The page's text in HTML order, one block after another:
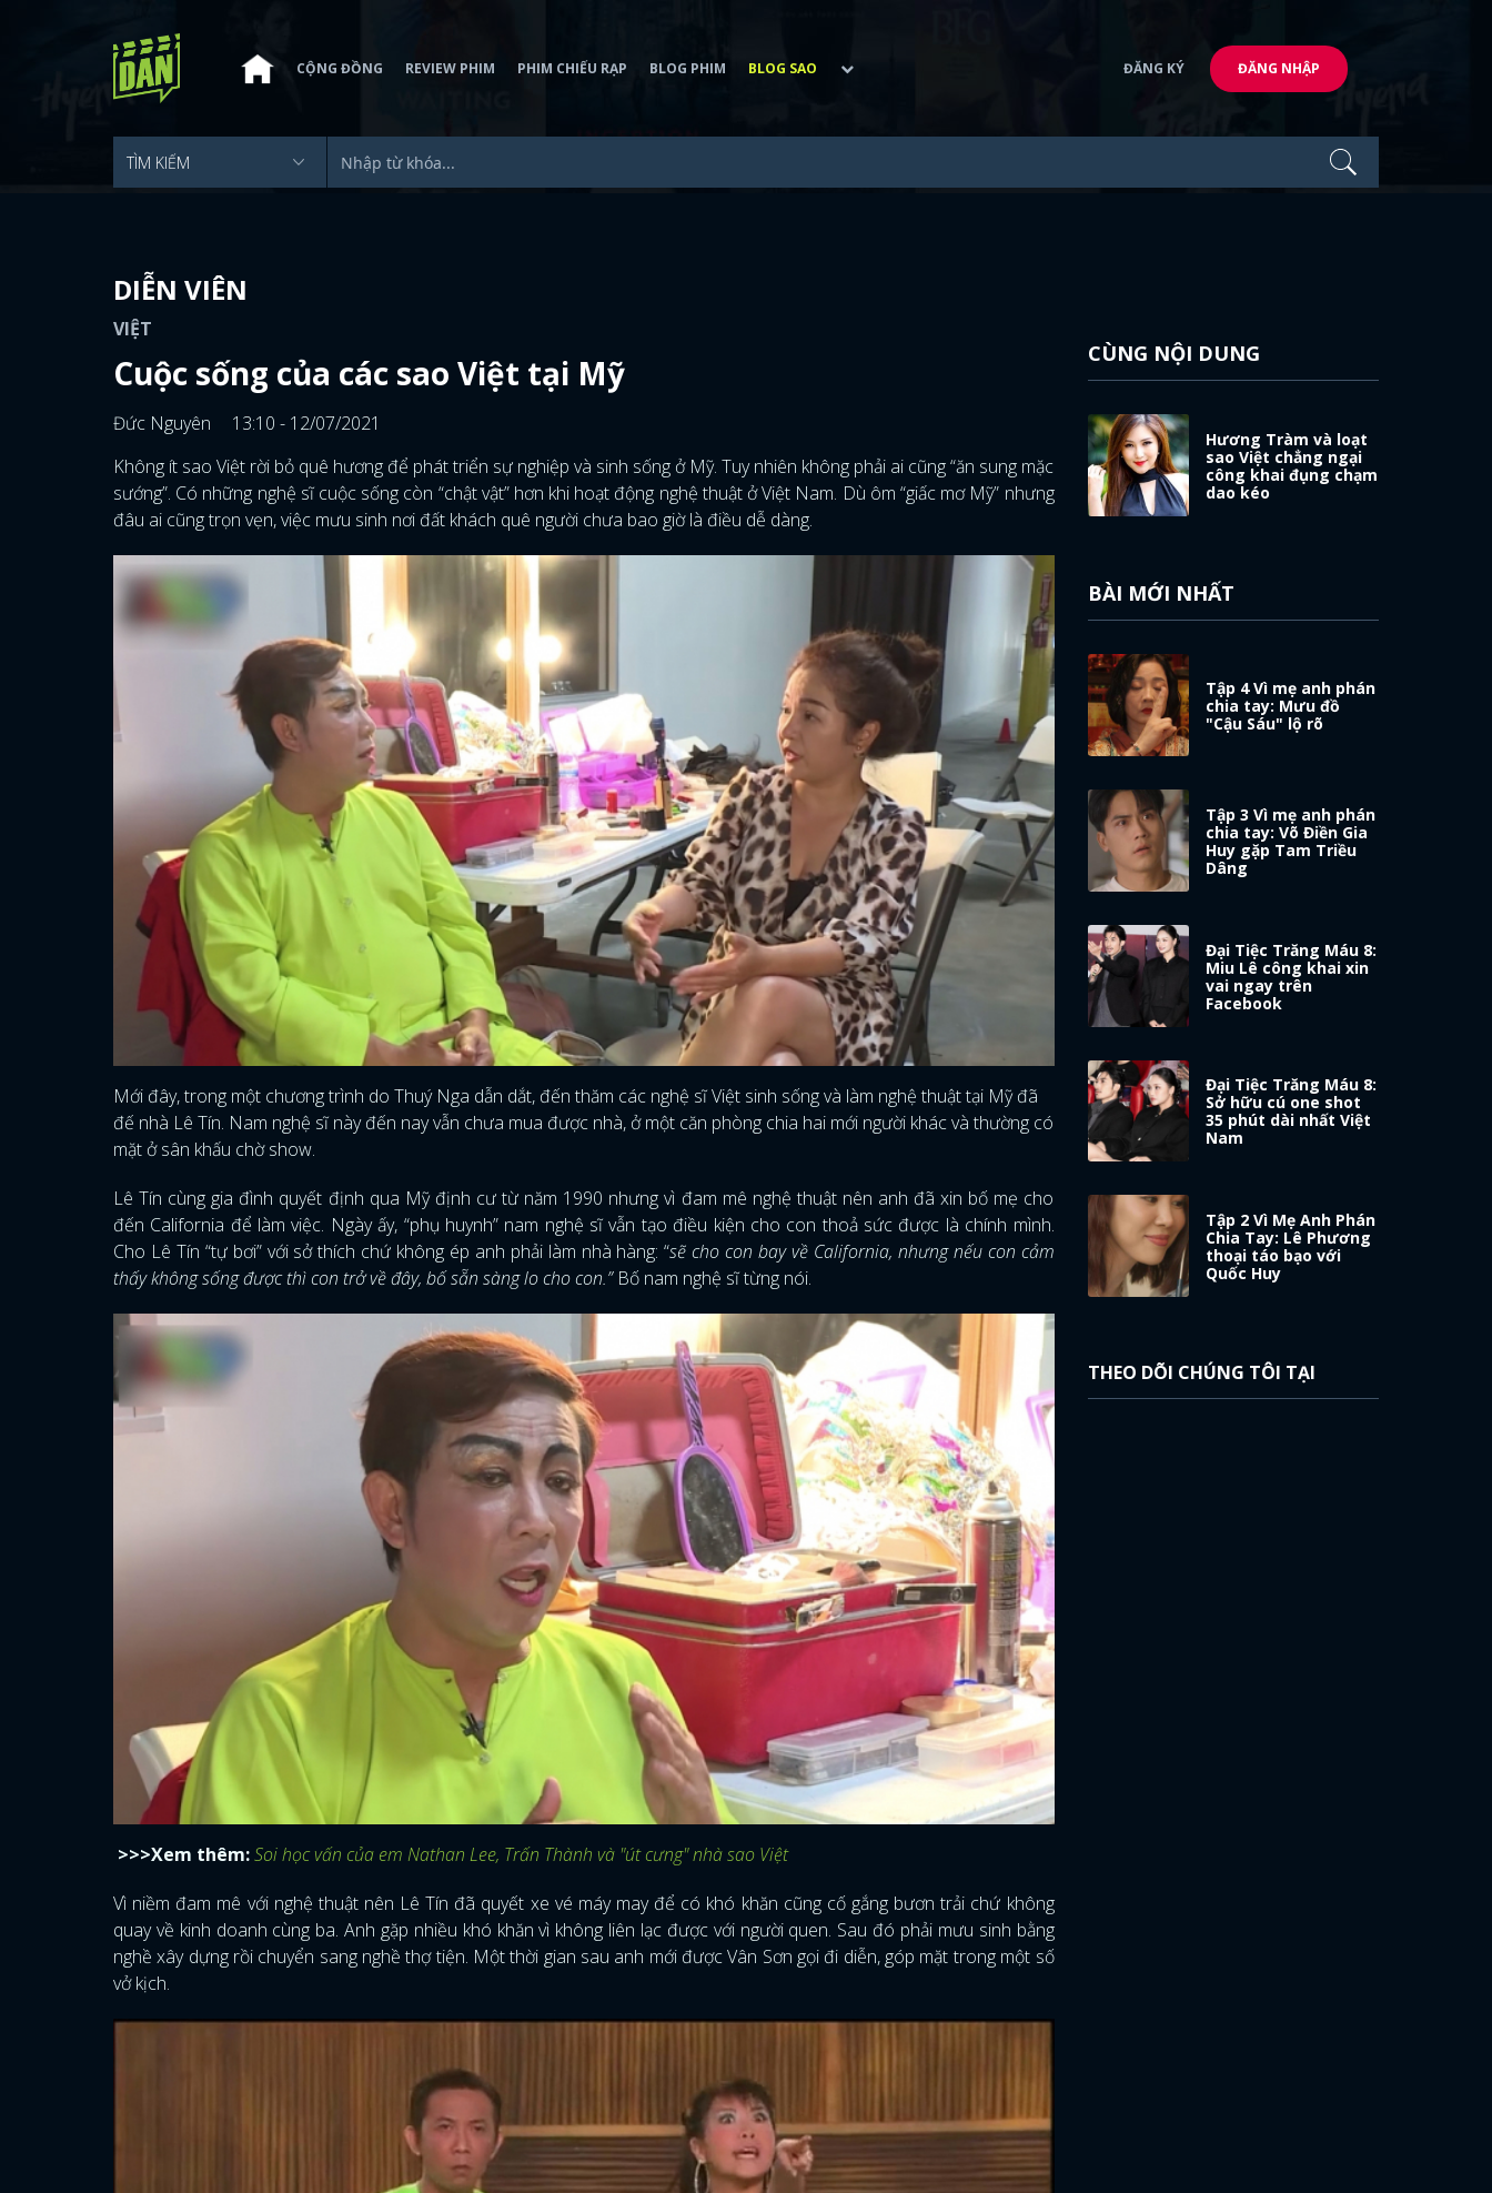
CỘNG ĐỒNG REVIEW PHIM PHIM CHIẾU RẠP BLOG PHIM BLOG SAO ĐĂNG KÝ ĐĂNG NHẬP
DIỄN VIÊN
VIỆT
Cuộc sống của các sao Việt tại Mỹ
Đức Nguyên
13:10 - 12/07/2021
Không ít sao Việt rời bỏ quê hương để phát triển sự nghiệp và sinh sống ở Mỹ. Tuy nhiên không phải ai cũng “ăn sung mặc
sướng”. Có những nghệ sĩ cuộc sống còn “chật vật” hơn khi hoạt động nghệ thuật ở Việt Nam. Dù ôm “giấc mơ Mỹ” nhưng
đâu ai cũng trọn vẹn, việc mưu sinh nơi đất khách quê người chưa bao giờ là điều dễ dàng.
Mới đây, trong một chương trình do Thuý Nga dẫn dắt, đến thăm các nghệ sĩ Việt sinh sống và làm nghệ thuật tại Mỹ đã
đế nhà Lê Tín. Nam nghệ sĩ này đến nay vẫn chưa mua được nhà, ở một căn phòng chia hai mới người khác và thường có
mặt ở sân khấu chờ show.
Lê Tín cùng gia đình quyết định qua Mỹ định cư từ năm 1990 nhưng vì đam mê nghệ thuật nên anh đã xin bố mẹ cho
đến California để làm việc. Ngày ấy, “phụ huynh” nam nghệ sĩ vẫn tạo điều kiện cho con thoả sức được là chính mình.
Cho Lê Tín “tự bơi” với sở thích chứ không ép anh phải làm nhà hàng: “sẽ cho con bay về California, nhưng nếu con cảm
thấy không sống được thì con trở về đây, bố sẵn sàng lo cho con.” Bố nam nghệ sĩ từng nói.
>>>Xem thêm:Soi học vấn của em Nathan Lee, Trấn Thành và "út cưng" nhà sao Việt
Vì niềm đam mê với nghệ thuật nên Lê Tín đã quyết xe vé máy may để có khó khăn cũng cố gắng bươn trải chứ không
quay về kinh doanh cùng ba. Anh gặp nhiều khó khăn vì không liên lạc được với người quen. Sau đó phải mưu sinh bằng
nghề xây dựng rồi chuyển sang nghề thợ tiện. Một thời gian sau anh mới được Vân Sơn gọi đi diễn, góp mặt trong một số
vở kịch.
CÙNG NỘI DUNG
Hương Tràm và loạt
sao Việt chẳng ngại
công khai đụng chạm
dao kéo
BÀI MỚI NHẤT
Tập 4 Vì mẹ anh phán
chia tay: Mưu đồ
"Cậu Sáu" lộ rõ
Tập 3 Vì mẹ anh phán
chia tay: Võ Điền Gia
Huy gặp Tam Triều
Dâng
Đại Tiệc Trăng Máu 8:
Miu Lê công khai xin
vai ngay trên
Facebook
Đại Tiệc Trăng Máu 8:
Sở hữu cú one shot
35 phút dài nhất Việt
Nam
Tập 2 Vì Mẹ Anh Phán
Chia Tay: Lê Phương
thoại táo bạo với
Quốc Huy
THEO DÕI CHÚNG TÔI TẠI